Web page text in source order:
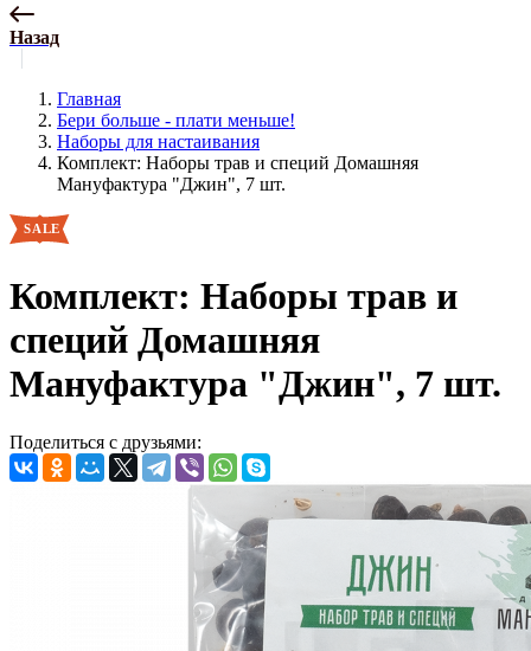
Назад
Главная
Бери больше - плати меньше!
Наборы для настаивания
Комплект: Наборы трав и специй Домашняя
Мануфактура "Джин", 7 шт.
Комплект: Наборы трав и
специй Домашняя
Мануфактура "Джин", 7 шт.
Поделиться с друзьями: